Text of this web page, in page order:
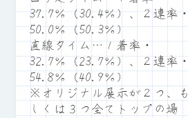
37.7％（30.4％）、２連率・
50.0％（50.3％）
直線タイム…１着率・
32.7％（23.7％）、２連率・
54.8％（40.9％）
※オリジナル展示が２つ、も
しくは３つ全てトップの場